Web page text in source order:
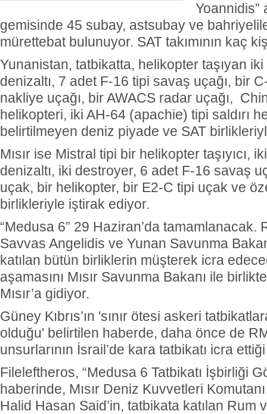
Yoannidis”
gemisinde 45 subay, astsubay ve
mürettebat bulunuyor. SAT takımının kaç
Yunanistan, tatbikatta, helikopter taşıyan
denizaltı, 7 adet F-16 tipi savaş uçağı, bir
nakliye uçağı, bir AWACS radar uçağı,
helikopteri, iki AH-64 (apachie) tipi saldırı
belirtilmeyen deniz piyade ve SAT
Mısır ise Mistral tipi bir helikopter taşıyıcı,
denizaltı, iki destroyer, 6 adet F-16 savaş
uçak, bir helikopter, bir E2-C tipi uçak ve
birlikleriyle iştirak ediyor.
“Medusa 6” 29 Haziran’da tamamlanacak.
Savvas Angelidis ve Yunan Savunma
katılan bütün birliklerin müşterek icra
aşamasını Mısır Savunma Bakanı ile
Mısır’a gidiyor.
Güney Kıbrıs’ın 'sınır ötesi askeri
olduğu' belirtilen haberde, daha önce de
unsurlarının İsrail’de kara tatbikatı icra ettiği
Fileleftheros, “Medusa 6 Tatbikatı İşbirliği
haberinde, Mısır Deniz Kuvvetleri
Halid Hasan Said’in, tatbikata katılan Rum